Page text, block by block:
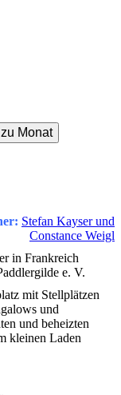
Monat
Stefan Kayser und
Constance Weigl
in Frankreich
e. V.
mit Stellplätzen
und
und beheizten
kleinen Laden